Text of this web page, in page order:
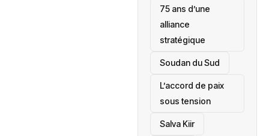
75 ans d’une
alliance
stratégique
‎Soudan du Sud
L’accord de paix
sous tension
Salva Kiir